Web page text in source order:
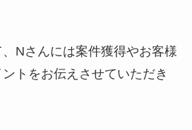
Nさんには案件獲得やお客様
トをお伝えさせていただき